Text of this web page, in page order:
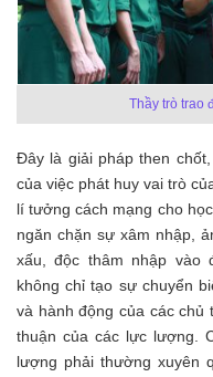
Thầy trò trao
Đây là giải pháp then
của việc phát huy vai trò
lí tưởng cách mạng cho
ngăn chặn sự xâm nhập,
xấu, độc thâm nhập vào
không chỉ tạo sự chuyển
và hành động của các chủ
thuận của các lực lượng.
lượng phải thường xuyên